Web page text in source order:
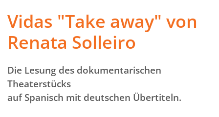
Vidas "Take away" von
Renata Solleiro
Die Lesung des dokumentarischen
Theaterstücks
auf Spanisch mit deutschen Übertiteln.